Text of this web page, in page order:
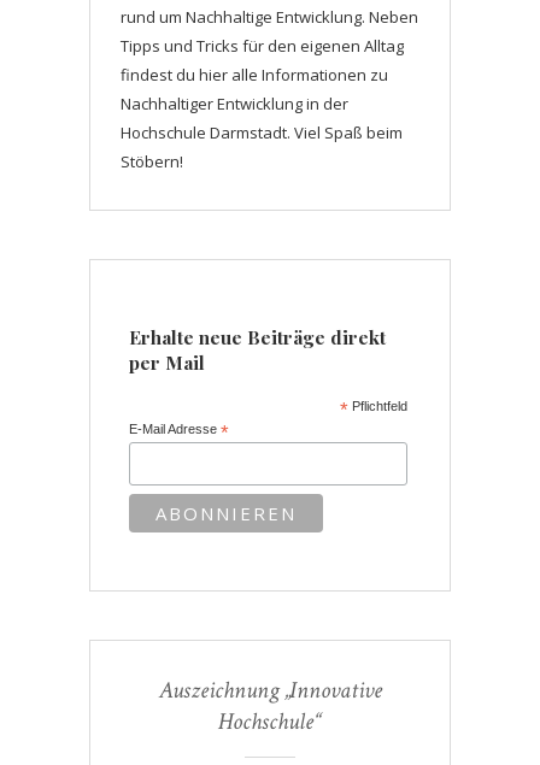
rund um Nachhaltige Entwicklung. Neben
Tipps und Tricks für den eigenen Alltag
findest du hier alle Informationen zu
Nachhaltiger Entwicklung in der
Hochschule Darmstadt. Viel Spaß beim
Stöbern!
Erhalte neue Beiträge direkt
per Mail
* Pflichtfeld
E-Mail Adresse*
Auszeichnung „Innovative
Hochschule“